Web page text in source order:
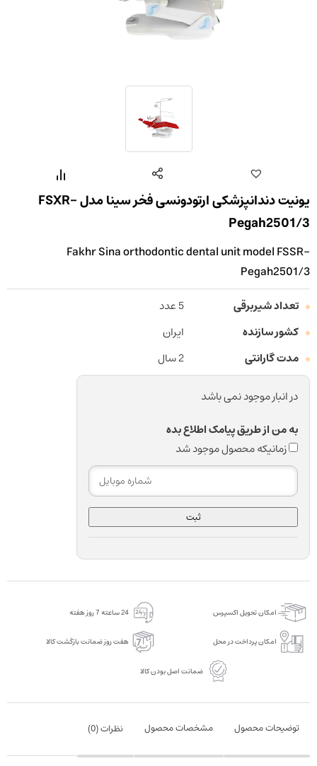
یونیت دندانپزشکی ارتودونسی فخر سینا مدل FSXR-
Pegah2501/3
Fakhr Sina orthodontic dental unit model FSSR-
Pegah2501/3
تعداد شیربرقی
5 عدد
کشور سازنده
ایران
مدت گارانتی
2 سال
در انبار موجود نمی باشد
به من از طریق پیامک اطلاع بده
زمانیکه محصول موجود شد
ثبت
امکان تحویل اکسپرس 24 ساعته 7 روز هفته
امکان پرداخت در محل هفت روز ضمانت بازگشت کالا
ضمانت اصل بودن کالا
توضیحات محصول مشخصات محصول نظرات (0
)